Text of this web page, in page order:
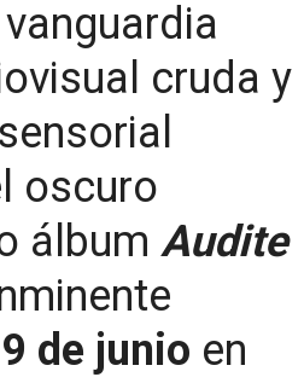
cruda y
oscuro
álbum Audite
de junio en